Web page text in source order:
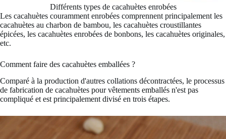
Différents types de cacahuètes enrobées
Les cacahuètes couramment enrobées comprennent principalement les
cacahuètes au charbon de bambou, les cacahuètes croustillantes
épicées, les cacahuètes enrobées de bonbons, les cacahuètes originales,
etc.
Comment faire des cacahuètes emballées ?
Comparé à la production d'autres collations décontractées, le processus
de fabrication de cacahuètes pour vêtements emballés n'est pas
compliqué et est principalement divisé en trois étapes.